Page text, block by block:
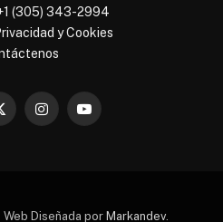
(305) 343-2994
y Cookies
InstagramYouTube
Diseñada por Markandev.